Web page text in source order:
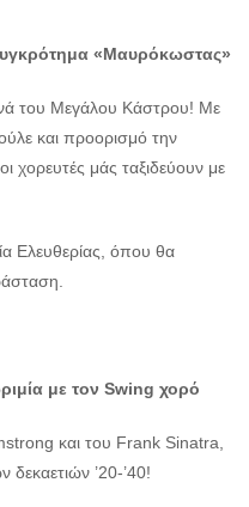
«Μαυρόκωστας»
του Μεγάλου Κάστρου! Με
και προορισμό την
χορευτές μάς ταξιδεύουν με
Ελευθερίας, όπου θα
με τον Swing χορό
και του Frank Sinatra,
δεκαετιών ’20-’40!